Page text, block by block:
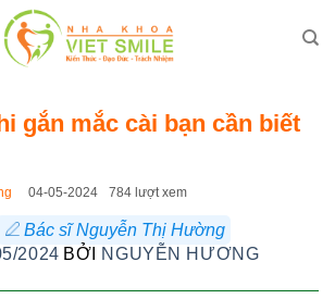
gắn mắc cài bạn cần biết
04-05-2024 784 lượt xem
Bác sĩ Nguyễn Thị Hường
2024 BỞI NGUYỄN HƯƠNG